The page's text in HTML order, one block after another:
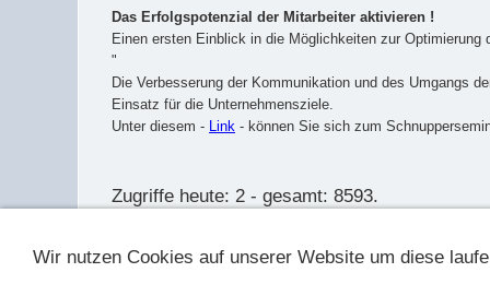
Das Erfolgspotenzial der Mitarbeiter aktivieren !
Einen ersten Einblick in die Möglichkeiten zur
"
Die Verbesserung der Kommunikation und des Umgangs
Einsatz für die Unternehmensziele.
Unter diesem - Link - können Sie sich zum
Zugriffe heute: 2 - gesamt: 8593.
Wir nutzen Cookies auf unserer Website um diese